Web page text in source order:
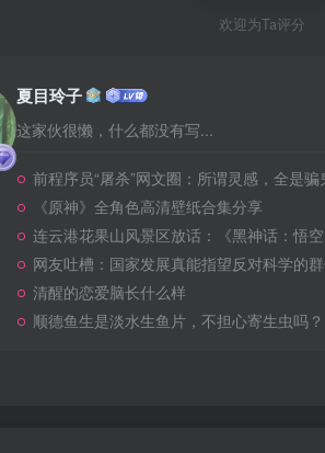
欢迎为Ta评分
夏目玲子
这家伙很懒，什么都没有写...
前程序员“屠杀”网文圈：所谓灵感，全是骗
《原神》全角色高清壁纸合集分享
连云港花果山风景区放话：《黑神话：悟
网友吐槽：国家发展真能指望反对科学的
清醒的恋爱脑长什么样
顺德鱼生是淡水生鱼片，不担心寄生虫吗